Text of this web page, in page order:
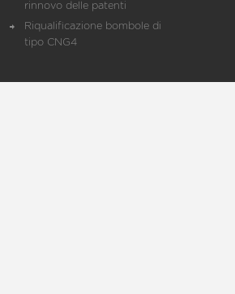
rinnovo delle patenti
Riqualificazione bombole di
tipo CNG4